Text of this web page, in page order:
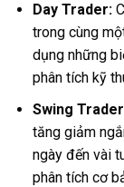
Day Trader:
trong cùng
dụng những
phân tích kỹ
Swing
tăng giảm
ngày đến vài
phân tích cơ